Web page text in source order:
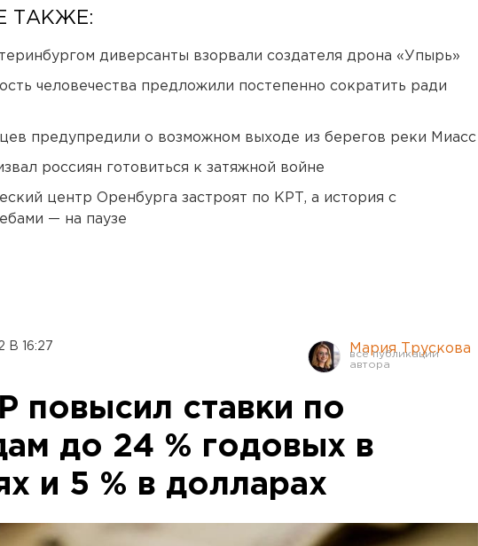
ТАКЖЕ:
диверсанты взорвали создателя дрона «Упырь»
человечества предложили постепенно сократить ради
предупредили о возможном выходе из берегов реки Миасс
россиян готовиться к затяжной войне
центр Оренбурга застроят по КРТ, а история с
— на паузе
В 16:27 Мария Трускова
повысил ставки по
до 24 % годовых в
и 5 % в долларах